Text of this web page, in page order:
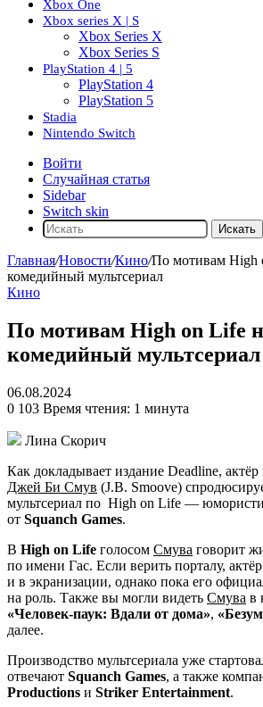
Xbox One
Xbox series X | S
Xbox Series X
Xbox Series S
PlayStation 4 | 5
PlayStation 4
PlayStation 5
Stadia
Nintendo Switch
Войти
Случайная статья
Sidebar
Switch skin
Искать
Главная/Новости/Кино/По мотивам High
комедийный мультсериал
Кино
По мотивам High on Life
комедийный мультсериал
06.08.2024
0 103 Время чтения: 1 минута
Лина Скорич
Как докладывает издание Deadline,
Джей Би Смув (J.B. Smoove)
мультсериал по High on Life —
от Squanch Games.
В High on Life голосом Смува говорит
по имени Гас. Если верить порталу,
и в экранизации, однако пока его
на роль. Также вы могли видеть Смува в
«Человек-паук: Вдали от дома»,
далее.
Производство мультсериала уже
отвечают Squanch Games, а также
Productions и Striker Entertainment.